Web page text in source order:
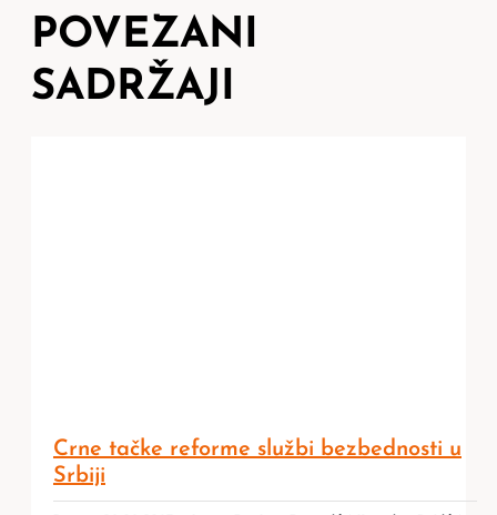
POVEZANI
SADRŽAJI
Crne tačke reforme službi bezbednosti u
Srbiji